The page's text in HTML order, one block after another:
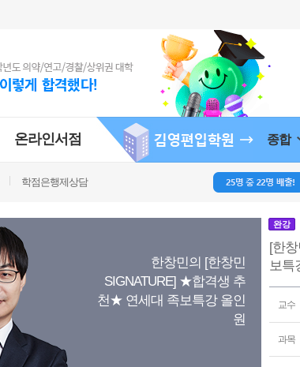
온라인서점 종합
학점은행제상담
한창민의 [한창민
SIGNATURE] ★합격생 추
천★ 연세대 족보특강 올인
원
완강
[한
보특
교수
과목